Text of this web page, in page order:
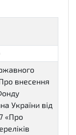
внесення
України від
«Про